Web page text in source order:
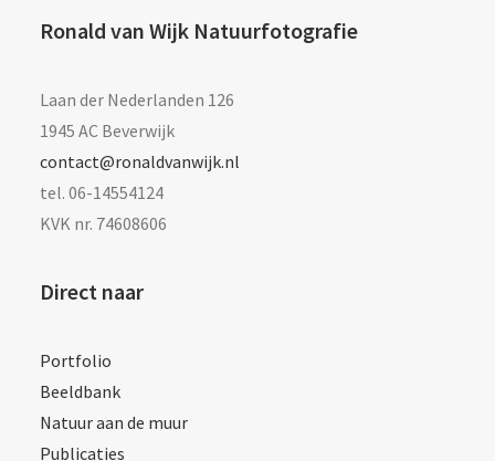
Ronald van Wijk Natuurfotografie
Laan der Nederlanden 126
1945 AC Beverwijk
contact@ronaldvanwijk.nl
tel. 06-14554124
KVK nr. 74608606
Direct naar
Portfolio
Beeldbank
Natuur aan de muur
Publicaties